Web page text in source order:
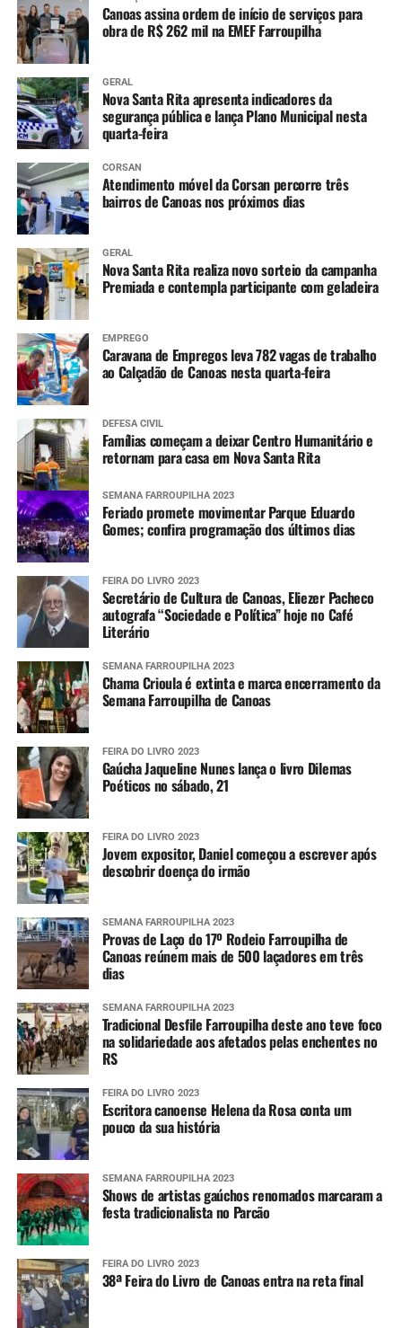
Canoas assina ordem de início de serviços para
obra de R$ 262 mil na EMEF Farroupilha
GERAL
Nova Santa Rita apresenta indicadores da
segurança pública e lança Plano Municipal nesta
quarta-feira
CORSAN
Atendimento móvel da Corsan percorre três
bairros de Canoas nos próximos dias
GERAL
Nova Santa Rita realiza novo sorteio da campanha
Premiada e contempla participante com geladeira
EMPREGO
Caravana de Empregos leva 782 vagas de trabalho
ao Calçadão de Canoas nesta quarta-feira
DEFESA CIVIL
Famílias começam a deixar Centro Humanitário e
retornam para casa em Nova Santa Rita
SEMANA FARROUPILHA 2023
Feriado promete movimentar Parque Eduardo
Gomes; confira programação dos últimos dias
FEIRA DO LIVRO 2023
Secretário de Cultura de Canoas, Eliezer Pacheco
autografa “Sociedade e Política” hoje no Café
Literário
SEMANA FARROUPILHA 2023
Chama Crioula é extinta e marca encerramento da
Semana Farroupilha de Canoas
FEIRA DO LIVRO 2023
Gaúcha Jaqueline Nunes lança o livro Dilemas
Poéticos no sábado, 21
FEIRA DO LIVRO 2023
Jovem expositor, Daniel começou a escrever após
descobrir doença do irmão
SEMANA FARROUPILHA 2023
Provas de Laço do 17º Rodeio Farroupilha de
Canoas reúnem mais de 500 laçadores em três
dias
SEMANA FARROUPILHA 2023
Tradicional Desfile Farroupilha deste ano teve foco
na solidariedade aos afetados pelas enchentes no
RS
FEIRA DO LIVRO 2023
Escritora canoense Helena da Rosa conta um
pouco da sua história
SEMANA FARROUPILHA 2023
Shows de artistas gaúchos renomados marcaram a
festa tradicionalista no Parcão
FEIRA DO LIVRO 2023
38ª Feira do Livro de Canoas entra na reta final